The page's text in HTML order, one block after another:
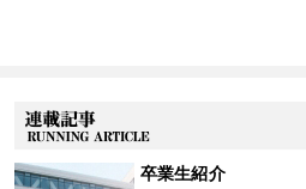
卒業生紹介